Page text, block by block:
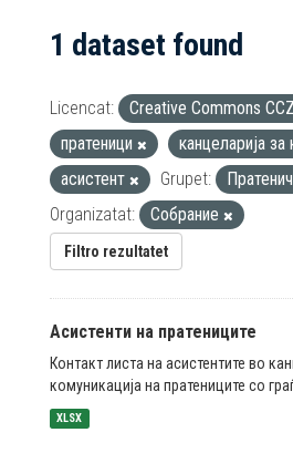
1 dataset found
Licencat: Creative Commons
пратеници
канцеларија за
асистент
Grupet:
Organizatat:
Собрание
Filtro rezultatet
Асистенти на пратениците
Контакт листа на асистентите во
комуникација на пратениците со
XLSX